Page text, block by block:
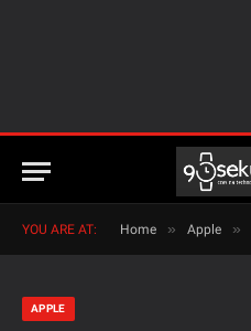
YOU ARE AT: Home » Apple »
APPLE